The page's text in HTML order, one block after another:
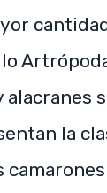
alacranes
la